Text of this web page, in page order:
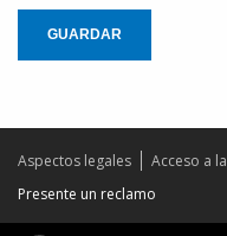
GUARDAR
Aspectos legales Acceso a
Presente un reclamo